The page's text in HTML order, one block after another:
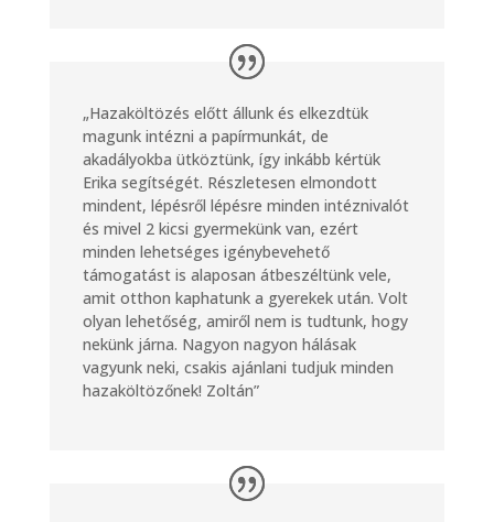
„Hazaköltözés előtt állunk és elkezdtük
magunk intézni a papírmunkát, de
akadályokba ütköztünk, így inkább kértük
Erika segítségét. Részletesen elmondott
mindent, lépésről lépésre minden intéznivalót
és mivel 2 kicsi gyermekünk van, ezért
minden lehetséges igénybevehető
támogatást is alaposan átbeszéltünk vele,
amit otthon kaphatunk a gyerekek után. Volt
olyan lehetőség, amiről nem is tudtunk, hogy
nekünk járna. Nagyon nagyon hálásak
vagyunk neki, csakis ajánlani tudjuk minden
hazaköltözőnek! Zoltán”